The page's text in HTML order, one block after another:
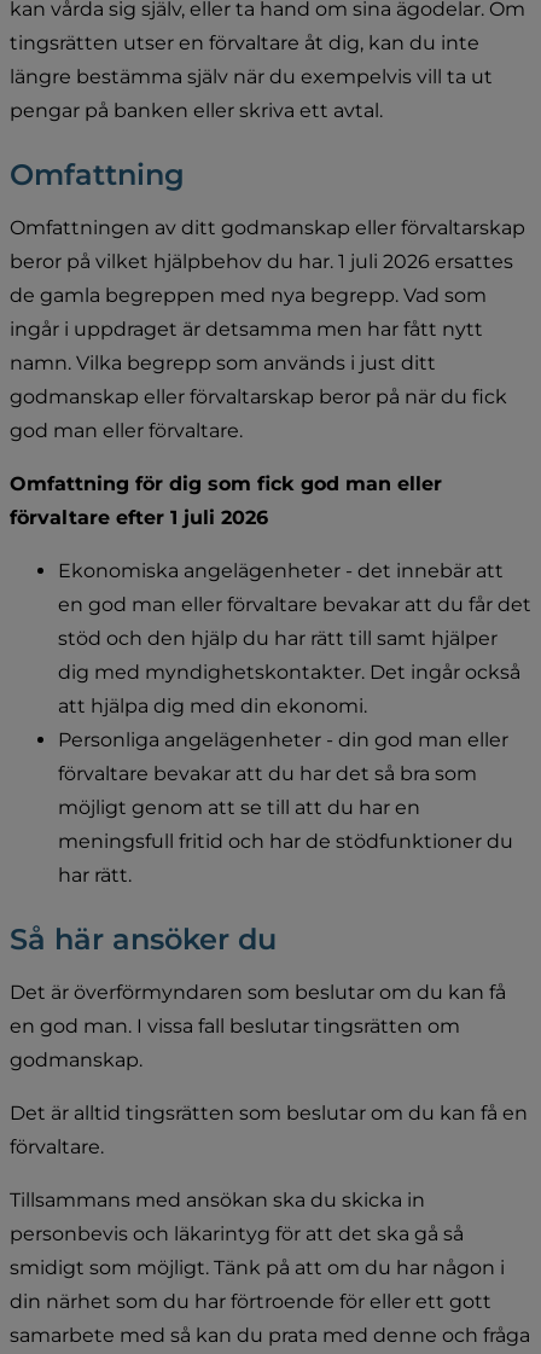
kan vårda sig själv, eller ta hand om sina ägodelar. Om
tingsrätten utser en förvaltare åt dig, kan du inte
längre bestämma själv när du exempelvis vill ta ut
pengar på banken eller skriva ett avtal.
Omfattning
Omfattningen av ditt godmanskap eller förvaltarskap
beror på vilket hjälpbehov du har. 1 juli 2026 ersattes
de gamla begreppen med nya begrepp. Vad som
ingår i uppdraget är detsamma men har fått nytt
namn. Vilka begrepp som används i just ditt
godmanskap eller förvaltarskap beror på när du fick
god man eller förvaltare.
Omfattning för dig som fick god man eller
förvaltare efter 1 juli 2026
Ekonomiska angelägenheter - det innebär att
en god man eller förvaltare bevakar att du får det
stöd och den hjälp du har rätt till samt hjälper
dig med myndighetskontakter. Det ingår också
att hjälpa dig med din ekonomi.
Personliga angelägenheter - din god man eller
förvaltare bevakar att du har det så bra som
möjligt genom att se till att du har en
meningsfull fritid och har de stödfunktioner du
har rätt.
Så här ansöker du
Det är överförmyndaren som beslutar om du kan få
en god man. I vissa fall beslutar tingsrätten om
godmanskap.
Det är alltid tingsrätten som beslutar om du kan få en
förvaltare.
Tillsammans med ansökan ska du skicka in
personbevis och läkarintyg för att det ska gå så
smidigt som möjligt. Tänk på att om du har någon i
din närhet som du har förtroende för eller ett gott
samarbete med så kan du prata med denne och fråga